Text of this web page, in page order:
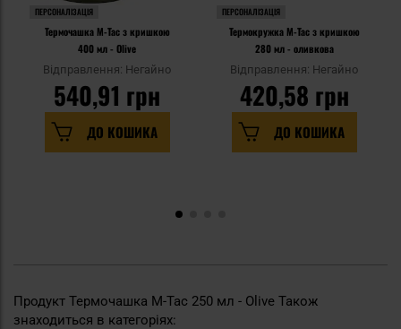
ПЕРСОНАЛІЗАЦІЯ
Термочашка M-Tac з кришкою
400 мл - Olive
Відправлення: Негайно
540,91 грн
ДО КОШИКА
ПЕРСОНАЛІЗАЦІЯ
Термокружка M-Tac з кришкою
280 мл - оливкова
Відправлення: Негайно
420,58 грн
ДО КОШИКА
Продукт Термочашка M-Tac 250 мл - Olive Також
знаходиться в категоріях: